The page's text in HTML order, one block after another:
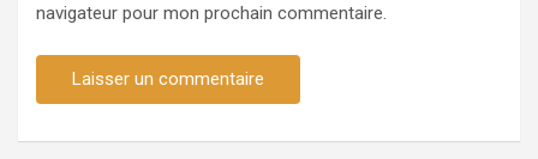
navigateur pour mon prochain commentaire.